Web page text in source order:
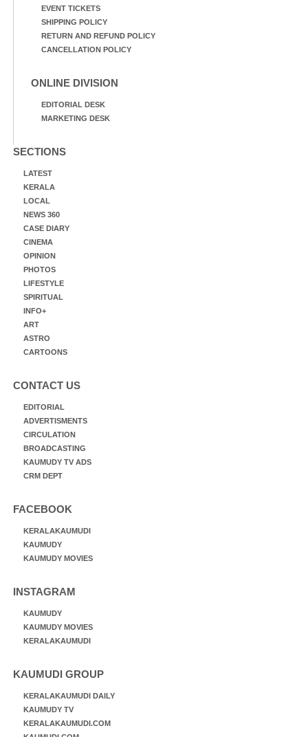
EVENT TICKETS
SHIPPING POLICY
RETURN AND REFUND POLICY
CANCELLATION POLICY
ONLINE DIVISION
EDITORIAL DESK
MARKETING DESK
SECTIONS
LATEST
KERALA
LOCAL
NEWS 360
CASE DIARY
CINEMA
OPINION
PHOTOS
LIFESTYLE
SPIRITUAL
INFO+
ART
ASTRO
CARTOONS
CONTACT US
EDITORIAL
ADVERTISMENTS
CIRCULATION
BROADCASTING
KAUMUDY TV ADS
CRM DEPT
FACEBOOK
KERALAKAUMUDI
KAUMUDY
KAUMUDY MOVIES
INSTAGRAM
KAUMUDY
KAUMUDY MOVIES
KERALAKAUMUDI
KAUMUDI GROUP
KERALAKAUMUDI DAILY
KAUMUDY TV
KERALAKAUMUDI.COM